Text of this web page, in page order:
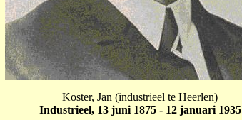
Koster, Jan (industrieel te Heerlen)
Industrieel, 13 juni 1875 - 12 januari 1935